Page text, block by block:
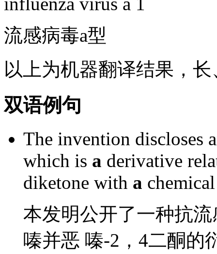
流感病毒a型
以上为机器翻译结果，
双语例句
The invention discloses
which is a derivative
diketone with a chemical
本发明公开了一种抗流
嗪并恶 嗪-2，4二酮的